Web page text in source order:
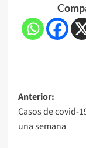
Anterior:
Casos de covid-
una semana